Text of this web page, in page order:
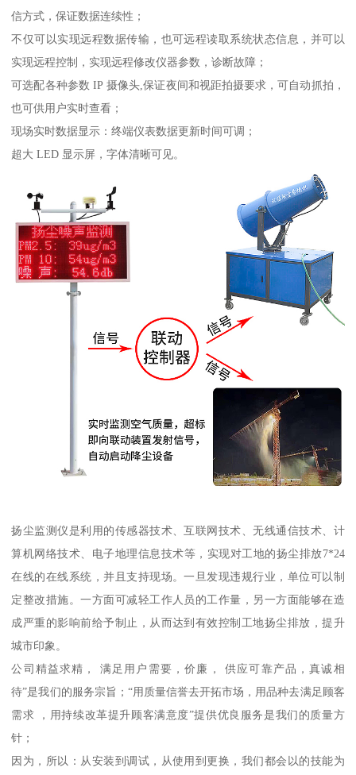
信方式，保证数据连续性；
不仅可以实现远程数据传输，也可远程读取系统状态信息，并可以
实现远程控制，实现远程修改仪器参数，诊断故障；
可选配各种参数 IP 摄像头,保证夜间和视距拍摄要求，可自动抓拍，
也可供用户实时查看；
现场实时数据显示：终端仪表数据更新时间可调；
超大 LED 显示屏，字体清晰可见。
扬尘监测仪是利用的传感器技术、互联网技术、无线通信技术、计
算机网络技术、电子地理信息技术等，实现对工地的扬尘排放7*24
在线的在线系统，并且支持现场。一旦发现违规行业，单位可以制
定整改措施。一方面可减轻工作人员的工作量，另一方面能够在造
成严重的影响前给予制止，从而达到有效控制工地扬尘排放，提升
城市印象。
公司精益求精， 满足用户需要，价廉， 供应可靠产品，真诚相
待”是我们的服务宗旨；“用质量信誉去开拓市场，用品种去满足顾客
需求 ，用持续改革提升顾客满意度”提供优良服务是我们的质量方
针；
因为，所以：从安装到调试，从使用到更换，我们都会以的技能为